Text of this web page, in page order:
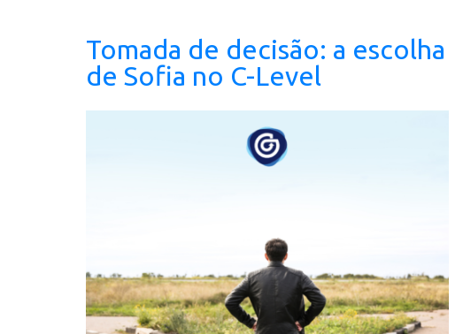
Tomada de decisão: a escolha
de Sofia no C-Level